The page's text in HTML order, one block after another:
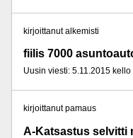
kirjoittanut alkemisti
fiilis 7000
Uusin viesti: 5.11.2015
kirjoittanut pamaus